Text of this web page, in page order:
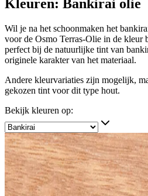
Kleuren: Bankirai olie
Wil je na het schoonmaken het
voor de Osmo Terras-Olie in de kleur
perfect bij de natuurlijke tint van
originele karakter van het materiaal.
Andere kleurvariaties zijn mogelijk,
gekozen tint voor dit type hout.
Bekijk kleuren op: